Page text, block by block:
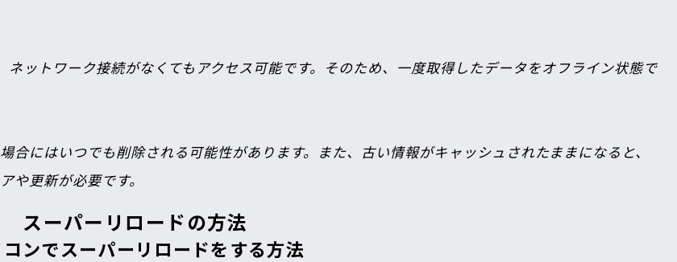
ットワーク接続がなくてもアクセス可能です。そのため、一度取得したデータをオフライン状態で
にはいつでも削除される可能性があります。また、古い情報がキャッシュされたままになると、
や更新が必要です。
スーパーリロードの方法
ンでスーパーリロードをする方法